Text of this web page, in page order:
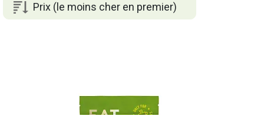
Prix (le moins cher en premier)